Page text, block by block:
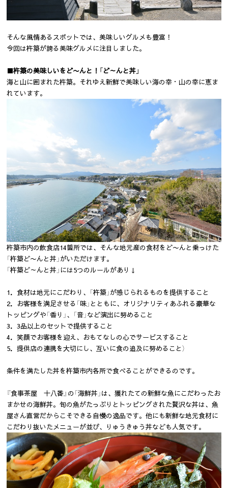
そんな風情あるスポットでは、美味しいグルメも豊富！
今回は杵築が誇る美味グルメに注目しました。
■杵築の美味しいをど〜んと！「ど～んと丼」
海と山に囲まれた杵築。それゆえ新鮮で美味しい海の幸・山の幸に恵ま
れています。
杵築市内の飲食店14箇所では、そんな地元産の食材をど〜んと乗っけた
「杵築ど〜んと丼」がいただけます。
「杵築ど～んと丼」には5つのルールがあり↓
1．食材は地元にこだわり、「杵築」が感じられるものを提供すること
2．お客様を満足させる「味」とともに、オリジナリティあふれる豪華な
トッピングや「香り」、「音」など演出に努めること
3．3品以上のセットで提供すること
4．笑顔でお客様を迎え、おもてなしの心でサービスすること
5．提供店の連携を大切にし、互いに食の追及に努めること）
条件を満たした丼を杵築市内各所で食べることができるのです。
『食事茶屋 十八番』の「海鮮丼」は、獲れたての新鮮な魚にこだわったお
まかせの海鮮丼。旬の魚がたっぷりとトッピングされた贅沢な丼は、魚
屋さん直営だからこそできる自慢の逸品です。他にも新鮮な地元食材に
こだわり抜いたメニューが並び、りゅうきゅう丼なども人気です。